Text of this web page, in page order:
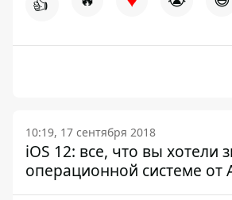
👍
10:19, 17 сентября 2018
iOS 12: все, что вы хотели
операционной системе от